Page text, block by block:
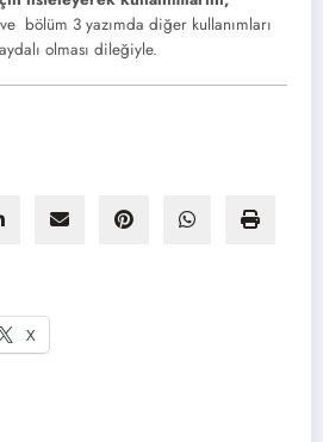
bölüm 3 yazımda diğer kullanımları
olması dileğiyle.
X